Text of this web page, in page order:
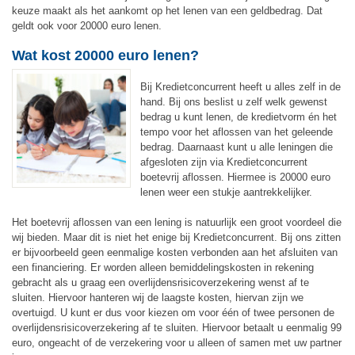
keuze maakt als het aankomt op het lenen van een geldbedrag. Dat
geldt ook voor 20000 euro lenen.
Wat kost 20000 euro lenen?
Bij Kredietconcurrent heeft u alles zelf in de
hand. Bij ons beslist u zelf welk gewenst
bedrag u kunt lenen, de kredietvorm én het
tempo voor het aflossen van het geleende
bedrag. Daarnaast kunt u alle leningen die
afgesloten zijn via Kredietconcurrent
boetevrij aflossen. Hiermee is 20000 euro
lenen weer een stukje aantrekkelijker.
Het boetevrij aflossen van een lening is natuurlijk een groot voordeel die
wij bieden. Maar dit is niet het enige bij Kredietconcurrent. Bij ons zitten
er bijvoorbeeld geen eenmalige kosten verbonden aan het afsluiten van
een financiering. Er worden alleen bemiddelingskosten in rekening
gebracht als u graag een overlijdensrisicoverzekering wenst af te
sluiten. Hiervoor hanteren wij de laagste kosten, hiervan zijn we
overtuigd. U kunt er dus voor kiezen om voor één of twee personen de
overlijdensrisicoverzekering af te sluiten. Hiervoor betaalt u eenmalig 99
euro, ongeacht of de verzekering voor u alleen of samen met uw partner